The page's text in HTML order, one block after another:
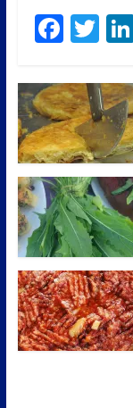
F
e
b
o
o
k
T
itt
er